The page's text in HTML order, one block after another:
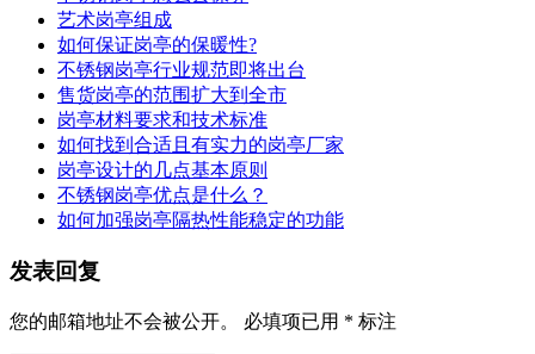
艺术岗亭组成
如何保证岗亭的保暖性?
不锈钢岗亭行业规范即将出台
售货岗亭的范围扩大到全市
岗亭材料要求和技术标准
如何找到合适且有实力的岗亭厂家
岗亭设计的几点基本原则
不锈钢岗亭优点是什么？
如何加强岗亭隔热性能稳定的功能
发表回复
您的邮箱地址不会被公开。 必填项已用 * 标注